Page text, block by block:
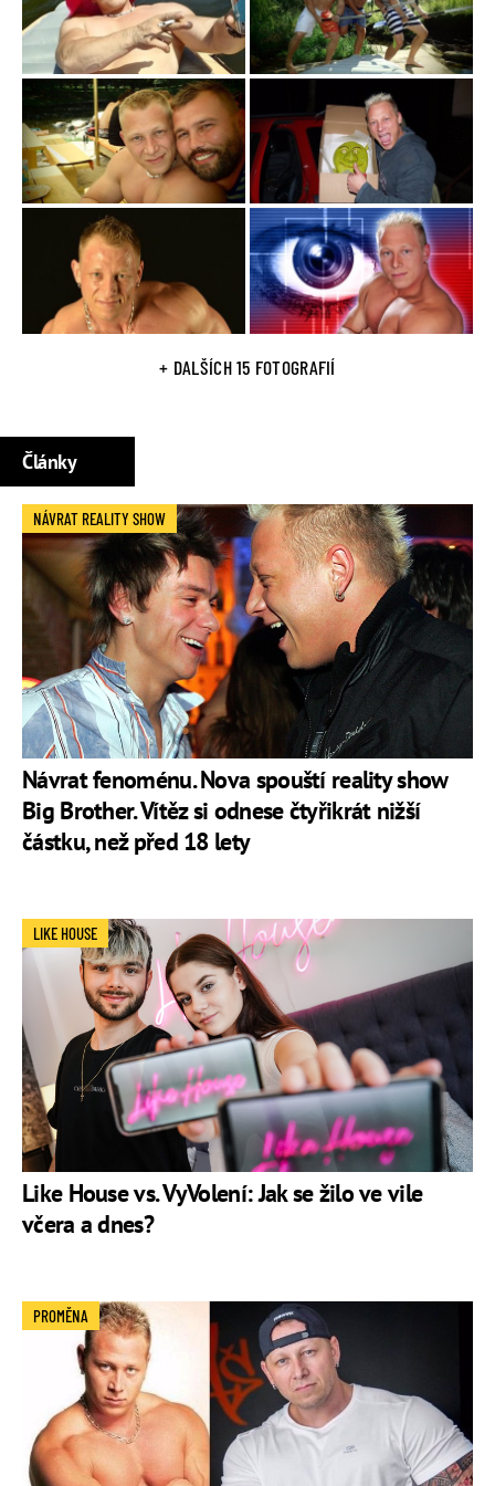
+ DALŠÍCH 15 FOTOGRAFIÍ
Články
Návrat fenoménu. Nova spouští reality show
Big Brother. Vítěz si odnese čtyřikrát nižší
částku, než před 18 lety
NÁVRAT REALITY SHOW
Like House vs. VyVolení: Jak se žilo ve vile
včera a dnes?
LIKE HOUSE
PROMĚNA